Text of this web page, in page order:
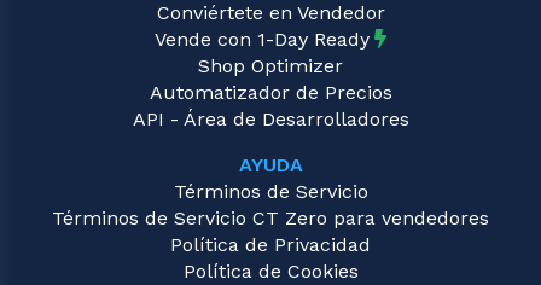
Conviértete en Vendedor
Vende con 1-Day Ready
Shop Optimizer
Automatizador de Precios
API - Área de Desarrolladores
AYUDA
Términos de Servicio
Términos de Servicio CT Zero para vendedores
Política de Privacidad
Política de Cookies